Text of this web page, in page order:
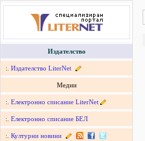
Издателство
:. Издателство LiterNet
Медии
:. Електронно списание LiterNet
:. Електронно списание БЕЛ
:. Културни новини